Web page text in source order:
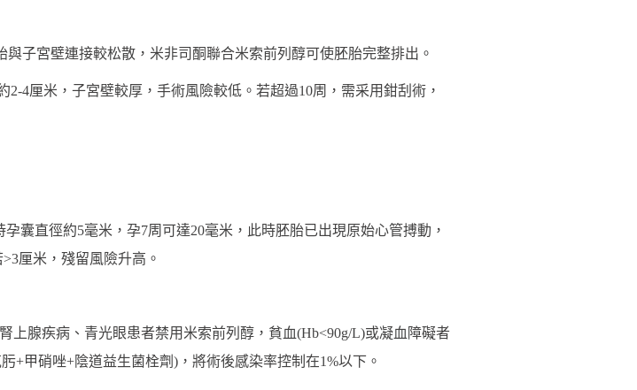
子宮壁連接較松散，米非司酮聯合米索前列醇可使胚胎完整排出。
4厘米，子宮壁較厚，手術風險較低。若超過10周，需采用鉗刮術，
囊直徑約5毫米，孕7周可達20毫米，此時胚胎已出現原始心管搏動，
厘米，殘留風險升高。
上腺疾病、青光眼患者禁用米索前列醇，貧血(Hb<90g/L)或凝血障礙者
+甲硝唑+陰道益生菌栓劑)，將術後感染率控制在1%以下。